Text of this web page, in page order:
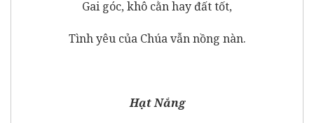
Gai góc, khô cằn hay đất tốt,
Tình yêu của Chúa vẫn nồng nàn.
Hạt Nắng